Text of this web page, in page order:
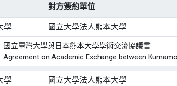
對方簽約單位
學 國立大學法人熊本大學
國立臺灣大學與日本熊本大學學術交流協議書
Agreement on Academic Exchange between
學 國立大學法人熊本大學